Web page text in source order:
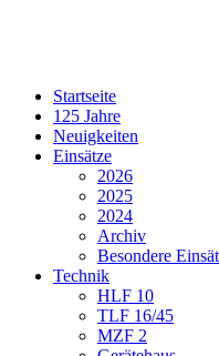
Startseite
125 Jahre
Neuigkeiten
Einsätze
2026
2025
2024
Archiv
Besondere
Technik
HLF 10
TLF 16/45
MZF 2